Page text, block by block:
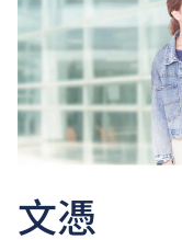
文憑